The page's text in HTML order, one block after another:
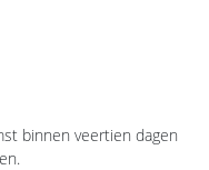
binnen veertien dagen